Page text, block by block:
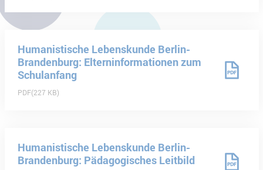
Humanistische Lebenskunde Berlin-
Brandenburg: Elterninformationen zum
Schulanfang
PDF 227 KB
Humanistische Lebenskunde Berlin-
Brandenburg: Pädagogisches Leitbild